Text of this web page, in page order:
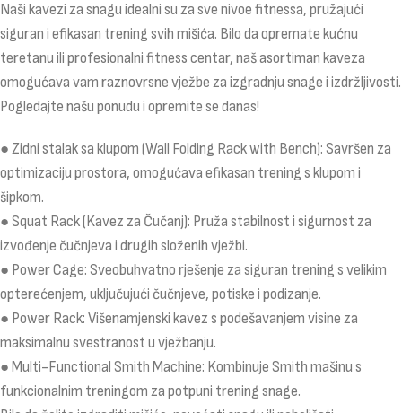
Naši kavezi za snagu idealni su za sve nivoe fitnessa, pružajući
siguran i efikasan trening svih mišića. Bilo da opremate kućnu
teretanu ili profesionalni fitness centar, naš asortiman kaveza
omogućava vam raznovrsne vježbe za izgradnju snage i izdržljivosti.
Pogledajte našu ponudu i opremite se danas!
● Zidni stalak sa klupom (Wall Folding Rack with Bench): Savršen za
optimizaciju prostora, omogućava efikasan trening s klupom i
šipkom.
● Squat Rack (Kavez za Čučanj): Pruža stabilnost i sigurnost za
izvođenje čučnjeva i drugih složenih vježbi.
● Power Cage: Sveobuhvatno rješenje za siguran trening s velikim
opterećenjem, uključujući čučnjeve, potiske i podizanje.
● Power Rack: Višenamjenski kavez s podešavanjem visine za
maksimalnu svestranost u vježbanju.
● Multi-Functional Smith Machine: Kombinuje Smith mašinu s
funkcionalnim treningom za potpuni trening snage.